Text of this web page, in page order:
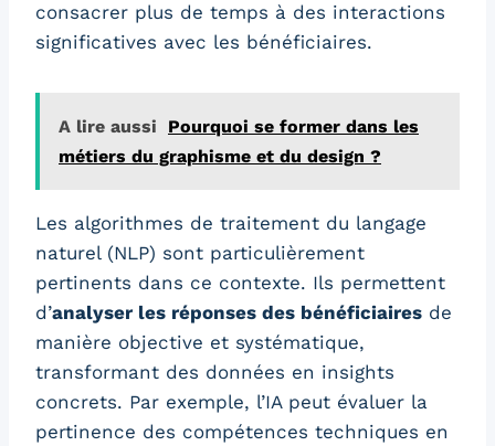
consacrer plus de temps à des interactions
significatives avec les bénéficiaires.
A lire aussi
Pourquoi se former dans les
métiers du graphisme et du design ?
Les algorithmes de traitement du langage
naturel (NLP) sont particulièrement
pertinents dans ce contexte. Ils permettent
d’analyser les réponses des bénéficiaires de
manière objective et systématique,
transformant des données en insights
concrets. Par exemple, l’IA peut évaluer la
pertinence des compétences techniques en